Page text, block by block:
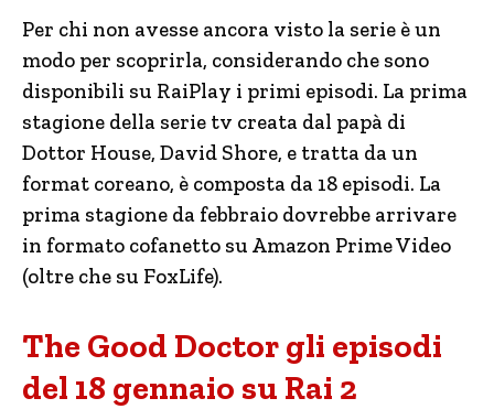
Per chi non avesse ancora visto la serie è un
modo per scoprirla, considerando che sono
disponibili su RaiPlay i primi episodi. La prima
stagione della serie tv creata dal papà di
Dottor House, David Shore, e tratta da un
format coreano, è composta da 18 episodi. La
prima stagione da febbraio dovrebbe arrivare
in formato cofanetto su Amazon Prime Video
(oltre che su FoxLife).
The Good Doctor gli episodi
del 18 gennaio su Rai 2